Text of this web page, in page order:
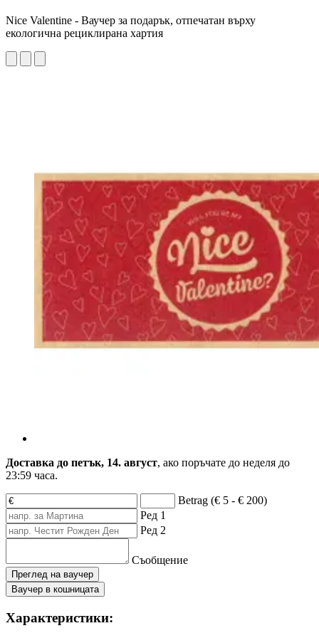
Nice Valentine - Ваучер за подарък, отпечатан върху
екологична рециклирана хартия
Доставка до петък, 14. август, ако поръчате до неделя до
23:59 часа.
Betrag (€ 5 - € 200)
Ред 1
Ред 2
Съобщение
Преглед на ваучер
Ваучер в кошницата
Характеристики: